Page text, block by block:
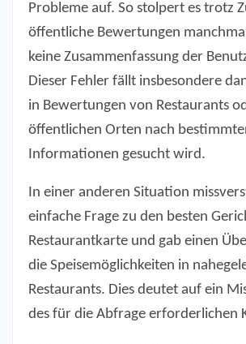
Probleme auf. So stolpert es trotz
öffentliche Bewertungen
keine Zusammenfassung der
Dieser Fehler fällt insbesondere
in Bewertungen von Restaurants
öffentlichen Orten nach
Informationen gesucht wird.
In einer anderen Situation
einfache Frage zu den besten
Restaurantkarte und gab einen
die Speisemöglichkeiten in
Restaurants. Dies deutet auf ein
des für die Abfrage erforderlichen